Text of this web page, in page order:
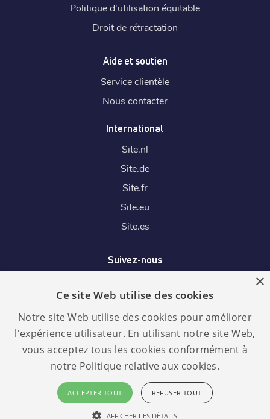
Langue :
Français
RGPD
conforme
Politique d'utilisation équitable
Droit de rétractation
Aide et soutien
Service clientèle
Nous contacter
International
Site.nl
Site.de
Site.fr
Site.eu
Site.es
Suivez-nous
Nous acceptons
×
Ce site Web utilise des cookies
Notre site Web utilise des cookies pour améliorer
l'expérience utilisateur. En utilisant notre site Web,
vous acceptez tous les cookies conformément à
notre Politique relative aux cookies.
ACCEPTER TOUT REFUSER TOUT
AFFICHER LES DÉTAILS